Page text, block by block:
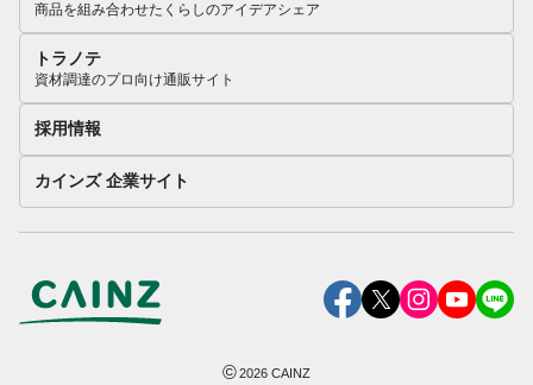
商品を組み合わせたくらしのアイデアシェア
トラノテ
資材調達のプロ向け通販サイト
採用情報
カインズ 企業サイト
©2026 CAINZ